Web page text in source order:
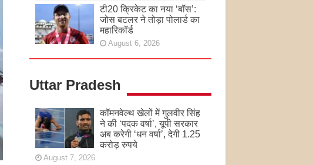
टी20 क्रिकेट का नया ‘बॉस’:
जोस बटलर ने तोड़ा पोलार्ड का
महारिकॉर्ड
August 6, 2026
Uttar Pradesh
कॉमनवेल्थ खेलों में गुलवीर सिंह
ने की ‘पदक वर्षा’, यूपी सरकार
अब करेगी ‘धन वर्षा’, देगी 1.25
करोड़ रुपये
August 7, 2026